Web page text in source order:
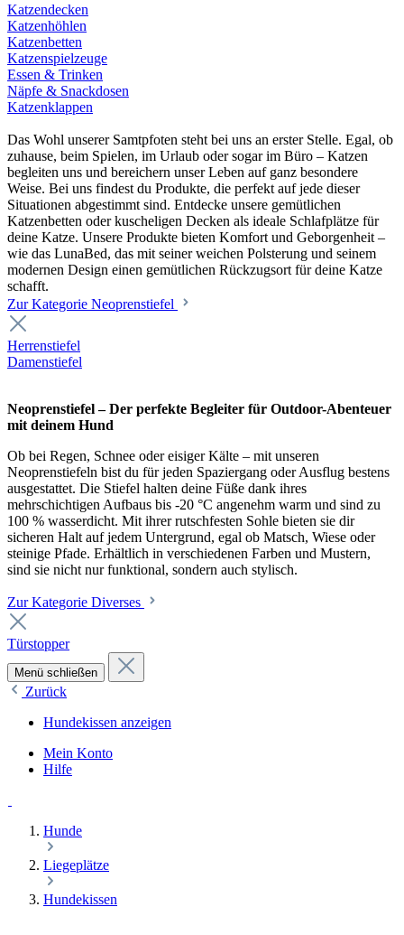
Katzendecken
Katzenhöhlen
Katzenbetten
Katzenspielzeuge
Essen & Trinken
Näpfe & Snackdosen
Katzenklappen
Das Wohl unserer Samtpfoten steht bei uns an erster Stelle. Egal, ob
zuhause, beim Spielen, im Urlaub oder sogar im Büro – Katzen
begleiten uns und bereichern unser Leben auf ganz besondere
Weise. Bei uns findest du Produkte, die perfekt auf jede dieser
Situationen abgestimmt sind. Entdecke unsere gemütlichen
Katzenbetten oder kuscheligen Decken als ideale Schlafplätze für
deine Katze. Unsere Produkte bieten Komfort und Geborgenheit –
wie das LunaBed, das mit seiner weichen Polsterung und seinem
modernen Design einen gemütlichen Rückzugsort für deine Katze
schafft.
Zur Kategorie Neoprenstiefel
Herrenstiefel
Damenstiefel
Neoprenstiefel – Der perfekte Begleiter für Outdoor-Abenteuer
mit deinem Hund
Ob bei Regen, Schnee oder eisiger Kälte – mit unseren
Neoprenstiefeln bist du für jeden Spaziergang oder Ausflug bestens
ausgestattet. Die Stiefel halten deine Füße dank ihres
mehrschichtigen Aufbaus bis -20 °C angenehm warm und sind zu
100 % wasserdicht. Mit ihrer rutschfesten Sohle bieten sie dir
sicheren Halt auf jedem Untergrund, egal ob Matsch, Wiese oder
steinige Pfade. Erhältlich in verschiedenen Farben und Mustern,
sind sie nicht nur funktional, sondern auch stylisch.
Zur Kategorie Diverses
Türstopper
Menü schließen
Zurück
Hundekissen anzeigen
Mein Konto
Hilfe
Hunde
Liegeplätze
Hundekissen